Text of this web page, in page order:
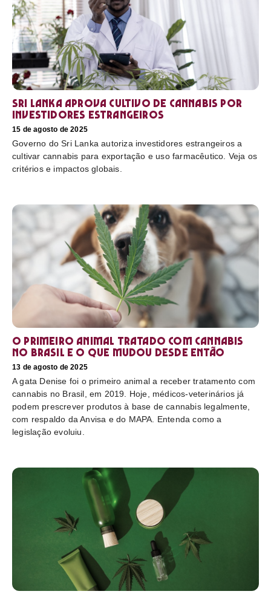
Sri Lanka aprova cultivo de cannabis por
investidores estrangeiros
15 de agosto de 2025
Governo do Sri Lanka autoriza investidores estrangeiros a
cultivar cannabis para exportação e uso farmacêutico. Veja os
critérios e impactos globais.
O primeiro animal tratado com cannabis
no Brasil e o que mudou desde então
13 de agosto de 2025
A gata Denise foi o primeiro animal a receber tratamento com
cannabis no Brasil, em 2019. Hoje, médicos-veterinários já
podem prescrever produtos à base de cannabis legalmente,
com respaldo da Anvisa e do MAPA. Entenda como a
legislação evoluiu.